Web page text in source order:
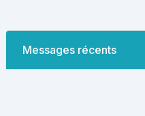
Messages récents